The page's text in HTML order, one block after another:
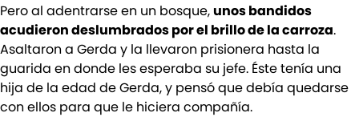
Pero al adentrarse en un bosque,unos bandidos
acudieron deslumbrados por el brillo de la carroza.
Asaltaron a Gerda y la llevaron prisionera hasta la
guarida en donde les esperaba su jefe. Éste tenía una
hija de la edad de Gerda, y pensó que debía quedarse
con ellos para que le hiciera compañía.